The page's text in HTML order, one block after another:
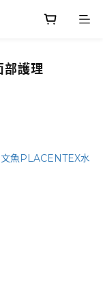
護理